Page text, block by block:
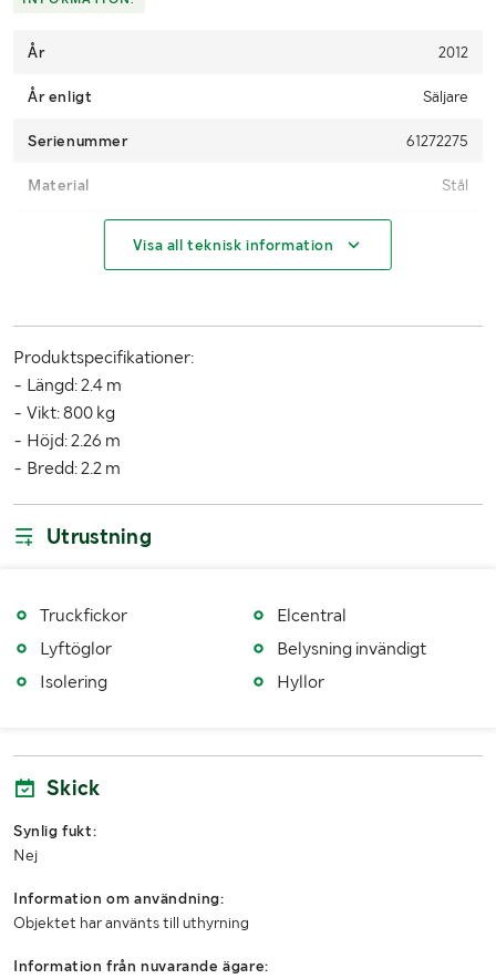
År 2012
År enligt Säljare
Serienummer 61272275
Material Stål
Volym (m³)
Bredd (m)
Innerhöjd (m) 2.05m
Information om lasthjälp Truck
Visa all teknisk information
Produktspecifikationer:
- Längd: 2.4 m
- Vikt: 800 kg
- Höjd: 2.26 m
- Bredd: 2.2 m
Utrustning
Truckfickor
Lyftöglor
Isolering
Elcentral
Belysning invändigt
Hyllor
Skick
Synlig fukt:
Nej
Information om användning:
Objektet har använts till uthyrning
Information från nuvarande ägare: